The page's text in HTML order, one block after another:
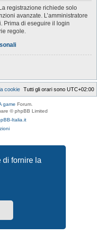
di fornire la
registrazione richiede solo
avanzate. L’amministratore
Prima di eseguire il login
regole.
Tutti gli orari sono UTC+02:00
cookie
game Forum.
© phpBB Limited
Italia.it